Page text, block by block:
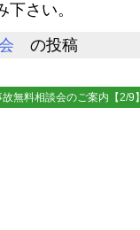
下さい。
の投稿
無料相談会のご案内【2/9】